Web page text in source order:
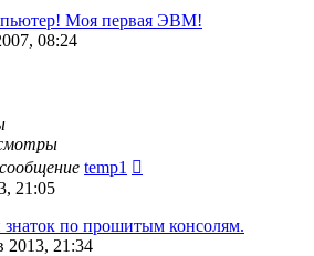
Моя первая ЭВМ!
08:24
temp1
21:05
по прошитым консолям.
2013, 21:34